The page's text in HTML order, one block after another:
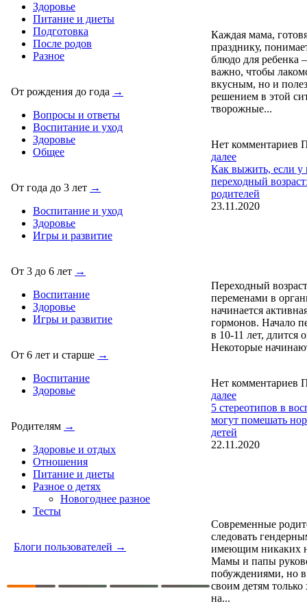
Здоровье
Питание и диеты
Подготовка
После родов
Разное
От рождения до года →
Вопросы и ответы
Воспитание и уход
Здоровье
Общее
От года до 3 лет →
Воспитание и уход
Здоровье
Игры и развитие
От 3 до 6 лет →
Воспитание
Здоровье
Игры и развитие
От 6 лет и старше →
Воспитание
Здоровье
Родителям →
Здоровье и отдых
Отношения
Питание и диеты
Разное о детях
Новогоднее разное
Тесты
Блоги пользователей →
Каждая мама,
празднику,
блюдо для ребенка
важно, чтобы
вкусным, но и
решением в этой
творожные...
Нет комментариев
далее
Как выжить, если у
переходный
родителей
23.11.2020
Переходный
переменами в
начинается
гормонов. Начало
в 10-11 лет, длится
Некоторые
Нет комментариев
далее
5 стереотипов в
могут помешать
детей
22.11.2020
Современные
следовать
имеющим никаких
Мамы и папы
побуждениями, но в
своим детям
на...